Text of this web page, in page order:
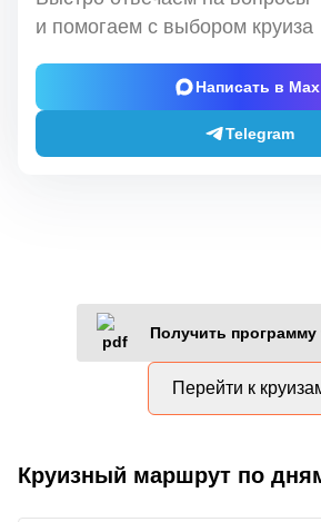
и помогаем с выбором круиза
Написать в Max
Telegram
Получить программу
Перейти к
Круизный маршрут по